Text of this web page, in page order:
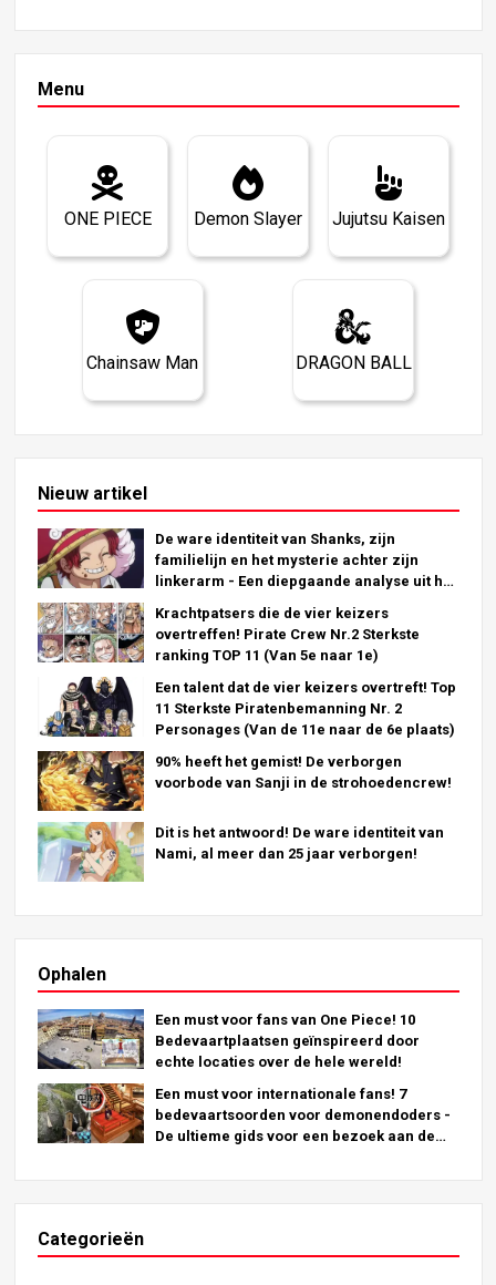
Menu
ONE PIECE Demon Slayer Jujutsu Kaisen
Chainsaw Man DRAGON BALL
Nieuw artikel
De ware identiteit van Shanks, zijn
familielijn en het mysterie achter zijn
linkerarm - Een diepgaande analyse uit het
Krachtpatsers die de vier keizers
overtreffen! Pirate Crew Nr.2 Sterkste
ranking TOP 11 (Van 5e naar 1e)
Een talent dat de vier keizers overtreft! Top
11 Sterkste Piratenbemanning Nr. 2
Personages (Van de 11e naar de 6e plaats)
90% heeft het gemist! De verborgen
voorbode van Sanji in de strohoedencrew!
Dit is het antwoord! De ware identiteit van
Nami, al meer dan 25 jaar verborgen!
Ophalen
Een must voor fans van One Piece! 10
Bedevaartplaatsen geïnspireerd door
echte locaties over de hele wereld!
Een must voor internationale fans! 7
bedevaartsoorden voor demonendoders -
De ultieme gids voor een bezoek aan de
Categorieën